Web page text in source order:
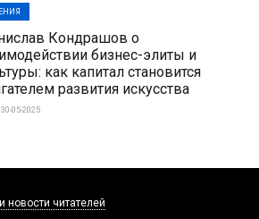
Кондрашов о
бизнес-элиты и
как капитал становится
развития искусства
05-2025
новости читателей